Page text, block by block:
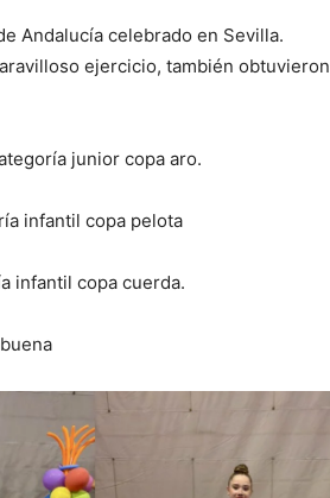
Andalucía celebrado en Sevilla.
ejercicio, también obtuvieron
junior copa aro.
infantil copa pelota
infantil copa cuerda.